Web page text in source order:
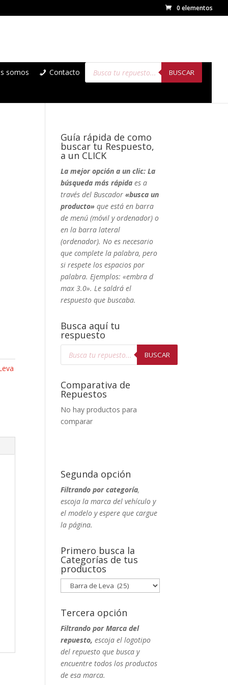
0 elementos
somos Contacto
Búsqueda
productos
BUSCAR
Guía rápida de como
buscar tu Respuesto,
a un CLICK
La mejor opción a un clic: La
búsqueda más rápida es a
través del Buscador «busca un
producto» que está en barra
de menú (móvil y ordenador) o
en la barra lateral
(ordenador). No es necesario
que complete la palabra, pero
si respete los espacios por
palabra. Ejemplos: «embra d
max 3.0». Le saldrá el
respuesto que buscaba.
Busca aquí tu
respuesto
Búsqueda
BUSCAR
Comparativa de
Repuestos
No hay productos para
comparar
Segunda opción
Filtrando por categoría,
escoja la marca del vehículo y
el modelo y espere que cargue
la página.
Primero busca la
Categorías de tus
productos
Tercera opción
Filtrando por Marca del
repuesto, escoja el logotipo
del repuesto que busca y
encuentre todos los productos
de esa marca.